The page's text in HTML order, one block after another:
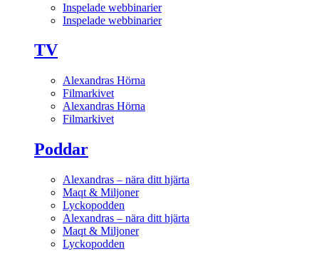
Inspelade webbinarier
Inspelade webbinarier
TV
Alexandras Hörna
Filmarkivet
Alexandras Hörna
Filmarkivet
Poddar
Alexandras – nära ditt hjärta
Maqt & Miljoner
Lyckopodden
Alexandras – nära ditt hjärta
Maqt & Miljoner
Lyckopodden